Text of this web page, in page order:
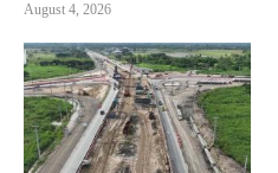
August 4, 2026